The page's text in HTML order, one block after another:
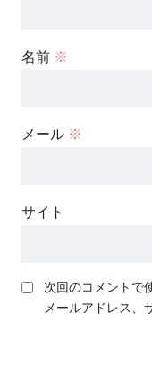
名前 ※
メール ※
サイト
次回のコメントで
メールアドレス、